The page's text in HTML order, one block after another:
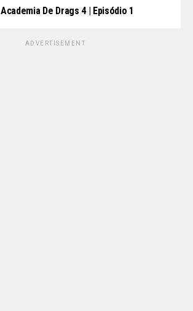
Academia De Drags 4 | Episódio 1
ADVERTISEMENT